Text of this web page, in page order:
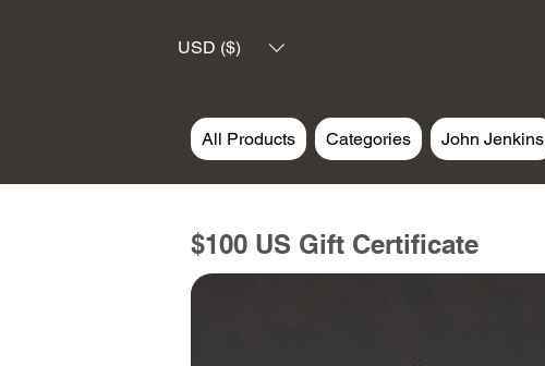
USD ($)
All Products Categories John Jenkins
$100 US Gift Certificate